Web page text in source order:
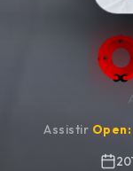
Assistir